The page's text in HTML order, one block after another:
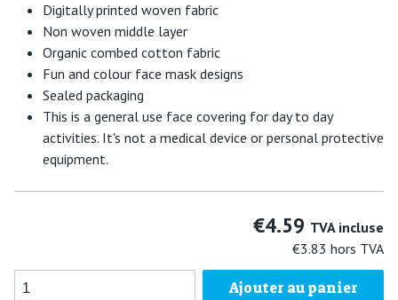
Digitally printed woven fabric
Non woven middle layer
Organic combed cotton fabric
Fun and colour face mask designs
Sealed packaging
This is a general use face covering for day to day
activities. It's not a medical device or personal protective
equipment.
€4.59 TVA incluse
€3.83 hors TVA
Ajouter au panier